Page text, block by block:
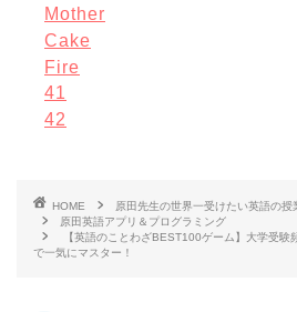
Mother
Cake
Fire
41
42
HOME
原田先生の世界一受けたい英語の授
原田英語アプリ＆プログラミング
【英語のことわざBEST100ゲーム】大学受験
で一気にマスター！